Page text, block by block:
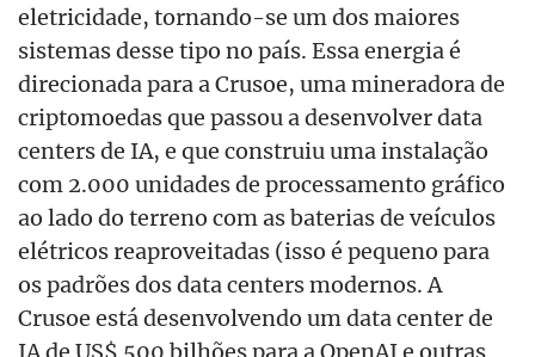
eletricidade, tornando-se um dos maiores
sistemas desse tipo no país. Essa energia é
direcionada para a Crusoe, uma mineradora de
criptomoedas que passou a desenvolver data
centers de IA, e que construiu uma instalação
com 2.000 unidades de processamento gráfico
ao lado do terreno com as baterias de veículos
elétricos reaproveitadas (isso é pequeno para
os padrões dos data centers modernos. A
Crusoe está desenvolvendo um data center de
IA de US$ 500 bilhões para a OpenAI e outras